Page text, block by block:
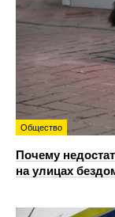
Общество
Почему
на улицах